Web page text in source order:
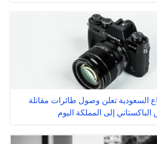
السعودية تعلن وصول طائرات مقاتلة
إلى المملكة اليوم